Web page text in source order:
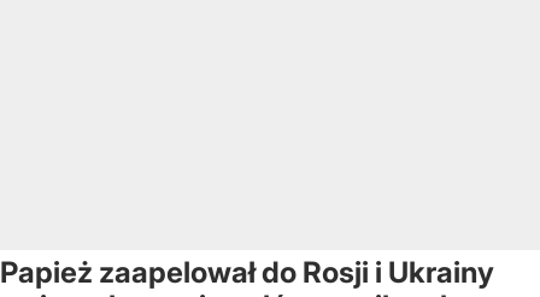
Papież zaapelował do Rosji i Ukrainy